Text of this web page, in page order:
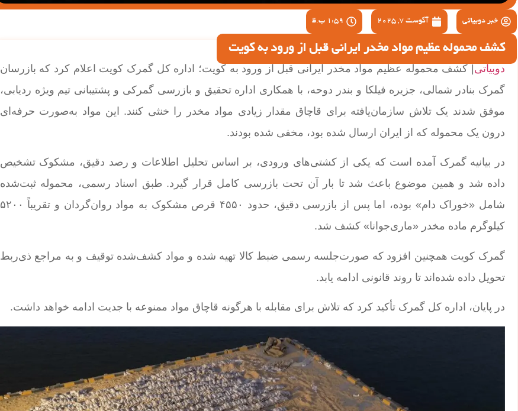
خبر دوبیاتی آگوست 7, 2025 1:59 ب.ظ
کشف محموله عظیم مواد مخدر ایرانی قبل از ورود به کویت
دوبیاتی | کشف محموله عظیم مواد مخدر ایرانی قبل از ورود به کویت؛ اداره کل گمرک کویت اعلام کرد که بازرسان
گمرک بنادر شمالی، جزیره فیلكا و بندر دوحه، با همکاری اداره تحقیق و بازرسی گمرکی و پشتیبانی تیم ویژه ردیابی،
موفق شدند یک تلاش سازمان‌یافته برای قاچاق مقدار زیادی مواد مخدر را خنثی کنند. این مواد به‌صورت حرفه‌ای
درون یک محموله که از ایران ارسال شده بود، مخفی شده بودند.
در بیانیه گمرک آمده است که یکی از کشتی‌های ورودی، بر اساس تحلیل اطلاعات و رصد دقیق، مشکوک تشخیص
داده شد و همین موضوع باعث شد تا بار آن تحت بازرسی کامل قرار گیرد. طبق اسناد رسمی، محموله ثبت‌شده
شامل «خوراک دام» بوده، اما پس از بازرسی دقیق، حدود ۴۵۵۰ قرص مشکوک به مواد روان‌گردان و تقریباً ۵۲۰۰
کیلوگرم ماده مخدر «ماری‌جوانا» کشف شد.
گمرک کویت همچنین افزود که صورت‌جلسه رسمی ضبط کالا تهیه شده و مواد کشف‌شده توقیف و به مراجع ذی‌ربط
تحویل داده شده‌اند تا روند قانونی ادامه یابد.
در پایان، اداره کل گمرک تأکید کرد که تلاش برای مقابله با هرگونه قاچاق مواد ممنوعه با جدیت ادامه خواهد داشت.